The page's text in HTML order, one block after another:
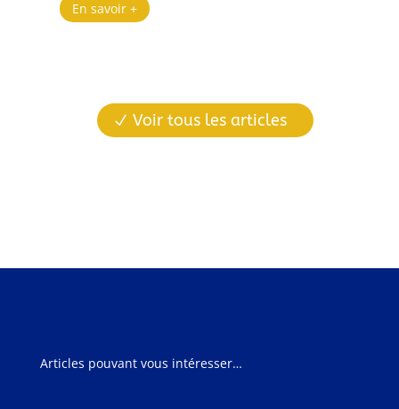
En savoir +
Voir tous les articles
Articles pouvant vous intéresser…